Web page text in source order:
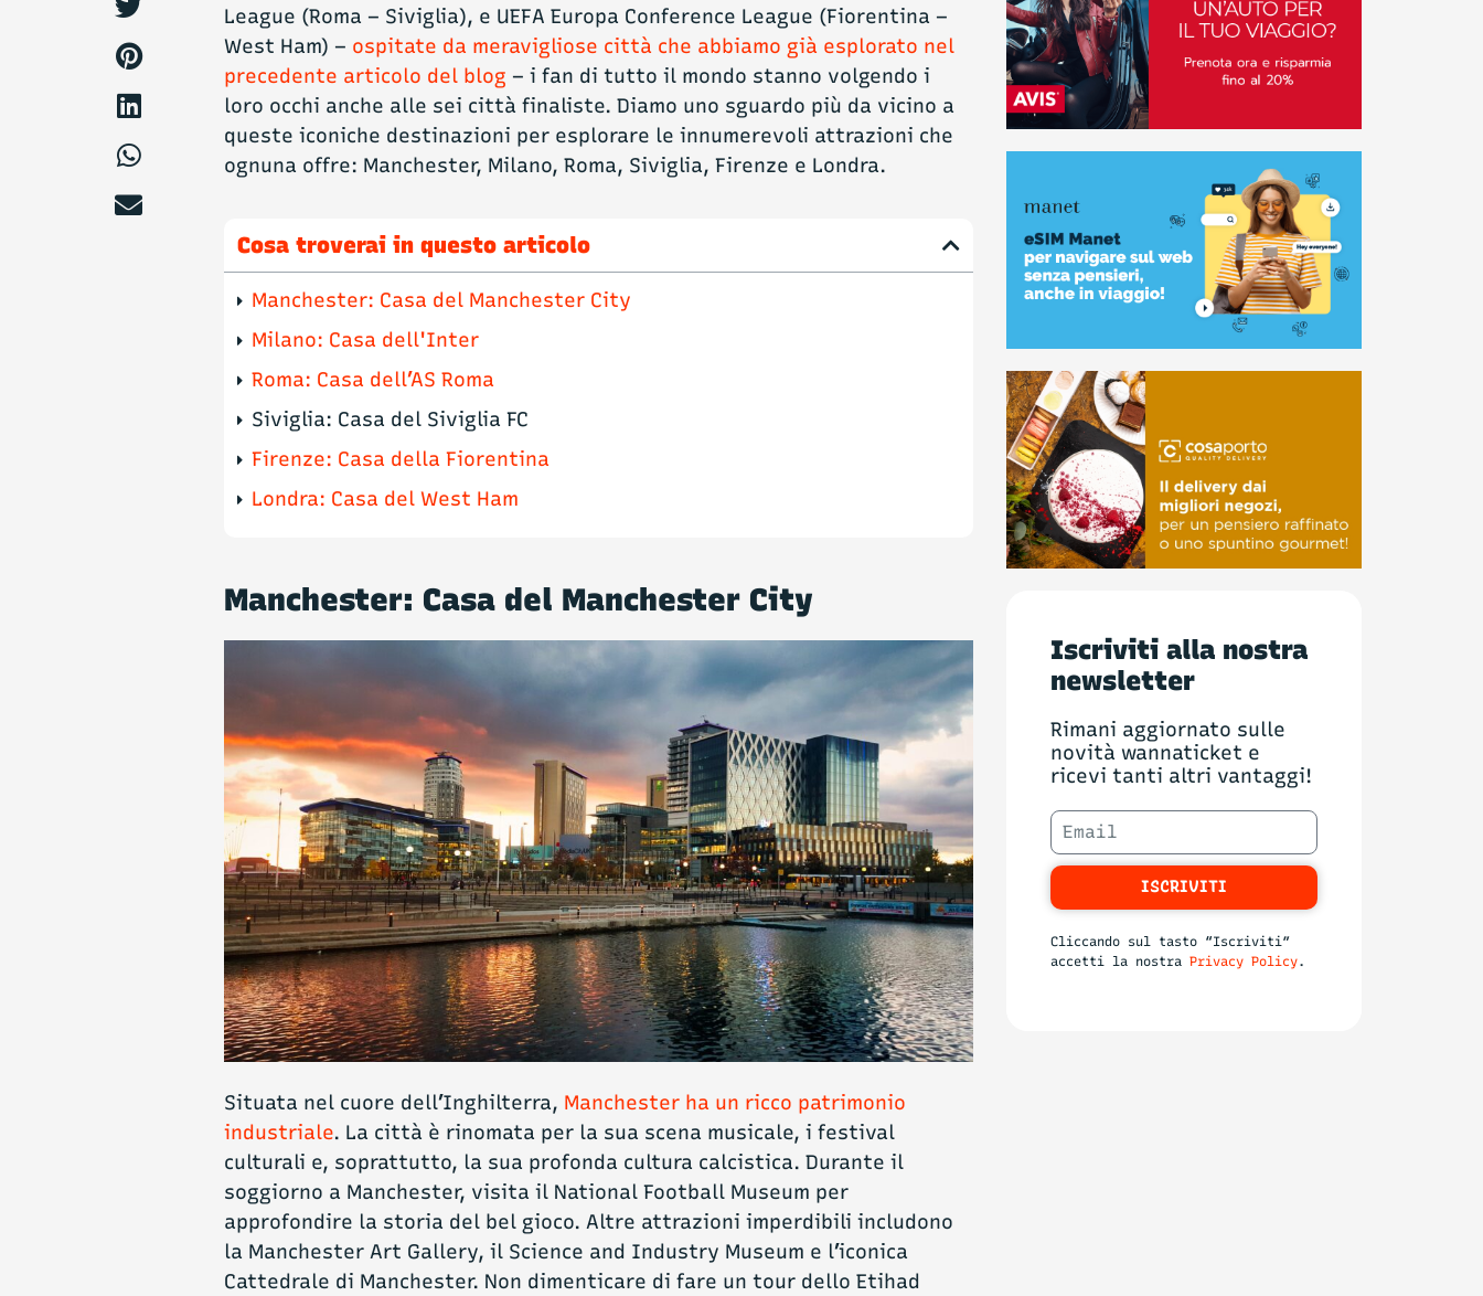
League (Roma – Siviglia), e UEFA Europa Conference League (Fiorentina –
West Ham) – ospitate da meravigliose città che abbiamo già esplorato nel
precedente articolo del blog – i fan di tutto il mondo stanno volgendo i
loro occhi anche alle sei città finaliste. Diamo uno sguardo più da vicino a
queste iconiche destinazioni per esplorare le innumerevoli attrazioni che
ognuna offre: Manchester, Milano, Roma, Siviglia, Firenze e Londra.
Cosa troverai in questo articolo
Manchester: Casa del Manchester City
Milano: Casa dell'Inter
Roma: Casa dell’AS Roma
Siviglia: Casa del Siviglia FC
Firenze: Casa della Fiorentina
Londra: Casa del West Ham
Manchester: Casa del Manchester City
Situata nel cuore dell’Inghilterra, Manchester ha un ricco patrimonio
industriale. La città è rinomata per la sua scena musicale, i festival
culturali e, soprattutto, la sua profonda cultura calcistica. Durante il
soggiorno a Manchester, visita il National Football Museum per
approfondire la storia del bel gioco. Altre attrazioni imperdibili includono
la Manchester Art Gallery, il Science and Industry Museum e l’iconica
Cattedrale di Manchester. Non dimenticare di fare un tour dello Etihad
Iscriviti alla nostra
newsletter
Rimani aggiornato sulle
novità wannaticket e
ricevi tanti altri vantaggi!
ISCRIVITI
Cliccando sul tasto “Iscriviti”
accetti la nostraPrivacy Policy.